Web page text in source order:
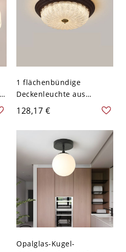
1 flächenbündige
Deckenleuchte aus
Leichtmetall mit
Festverdrahtung und
glasierter Schirm - 110V-
120V 38,1 cm Dreistufiges
Dimmen Rundplatte
Nussbaum
128,17 €
Opalglas-Kugel-